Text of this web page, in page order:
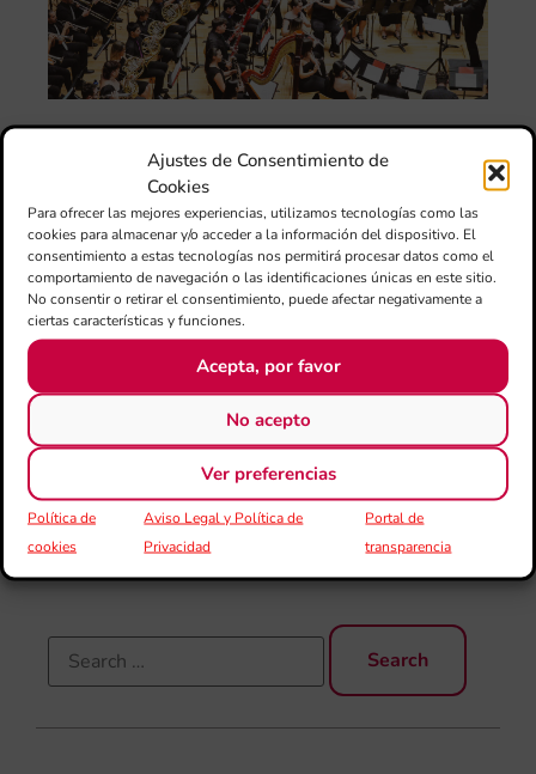
Ajustes de Consentimiento de
Cookies
Para ofrecer las mejores experiencias, utilizamos tecnologías como las
cookies para almacenar y/o acceder a la información del dispositivo. El
consentimiento a estas tecnologías nos permitirá procesar datos como el
comportamiento de navegación o las identificaciones únicas en este sitio.
No consentir o retirar el consentimiento, puede afectar negativamente a
ciertas características y funciones.
Acepta, por favor
No acepto
Ver preferencias
Política de
cookies
Aviso Legal y Política de
Privacidad
Portal de
transparencia